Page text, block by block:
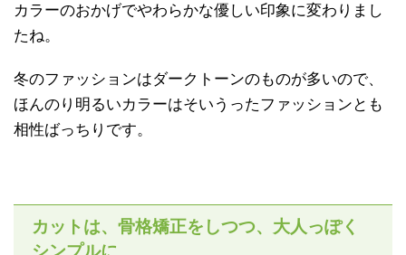
カラーのおかげでやわらかな優しい印象に変わりまし
たね。
冬のファッションはダークトーンのものが多いので、
ほんのり明るいカラーはそいうったファッションとも
相性ばっちりです。
カットは、骨格矯正をしつつ、大人っぽく
シンプルに